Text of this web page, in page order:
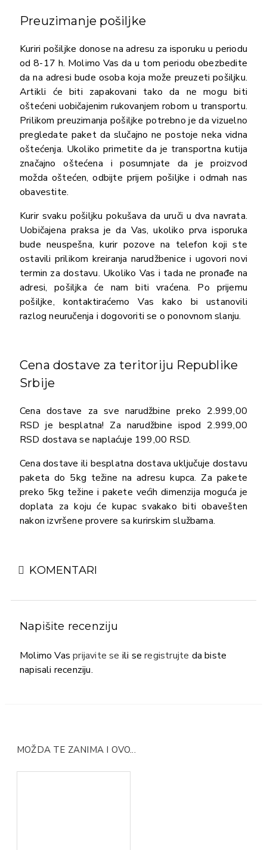
Preuzimanje pošiljke
Kuriri pošiljke donose na adresu za isporuku u periodu
od 8-17 h. Molimo Vas da u tom periodu obezbedite
da na adresi bude osoba koja može preuzeti pošiljku.
Artikli će biti zapakovani tako da ne mogu biti
oštećeni uobičajenim rukovanjem robom u transportu.
Prilikom preuzimanja pošiljke potrebno je da vizuelno
pregledate paket da slučajno ne postoje neka vidna
oštećenja. Ukoliko primetite da je transportna kutija
značajno oštećena i posumnjate da je proizvod
možda oštećen, odbijte prijem pošiljke i odmah nas
obavestite.
Kurir svaku pošiljku pokušava da uruči u dva navrata.
Uobičajena praksa je da Vas, ukoliko prva isporuka
bude neuspešna, kurir pozove na telefon koji ste
ostavili prilikom kreiranja narudžbenice i ugovori novi
termin za dostavu. Ukoliko Vas i tada ne pronađe na
adresi, pošiljka će nam biti vraćena. Po prijemu
pošiljke, kontaktiraćemo Vas kako bi ustanovili
razlog neuručenja i dogovoriti se o ponovnom slanju.
Cena dostave za teritoriju Republike
Srbije
Cena dostave za sve narudžbine preko 2.999,00
RSD je besplatna! Za narudžbine ispod 2.999,00
RSD dostava se naplaćuje 199,00 RSD.
Cena dostave ili besplatna dostava uključuje dostavu
paketa do 5kg težine na adresu kupca. Za pakete
preko 5kg težine i pakete većih dimenzija moguća je
doplata za koju će kupac svakako biti obavešten
nakon izvršene provere sa kurirskim službama.
KOMENTARI
Napišite recenziju
Molimo Vasprijavite se ili seregistrujte da biste
napisali recenziju.
MOŽDA TE ZANIMA I OVO...